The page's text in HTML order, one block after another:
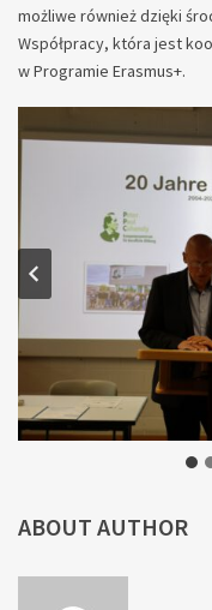
możliwe również dzięki
Współpracy, która jest
w Programie Erasmus+.
ABOUT AUTHOR